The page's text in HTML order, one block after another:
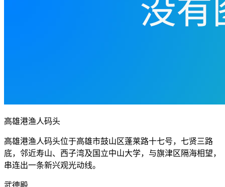
高雄港渔人码头
高雄港渔人码头位于高雄市鼓山区蓬莱路十七号，七贤三路
底，邻近寿山、西子湾及国立中山大学，与旗津区隔海相望，
串连出一条新兴观光动线。
武德殿